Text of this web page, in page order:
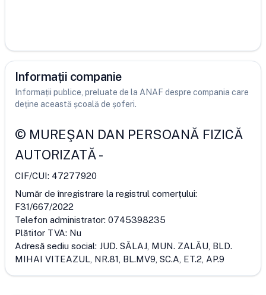
Informații companie
Informații publice, preluate de la ANAF despre compania care
deține această școală de șoferi.
© MUREŞAN DAN PERSOANĂ FIZICĂ
AUTORIZATĂ-
CIF/CUI: 47277920
Număr de înregistrare la registrul comerțului:
F31/667/2022
Telefon administrator: 0745398235
Plătitor TVA: Nu
Adresă sediu social: JUD. SĂLAJ, MUN. ZALĂU, BLD.
MIHAI VITEAZUL, NR.81, BL.MV9, SC.A, ET.2, AP.9